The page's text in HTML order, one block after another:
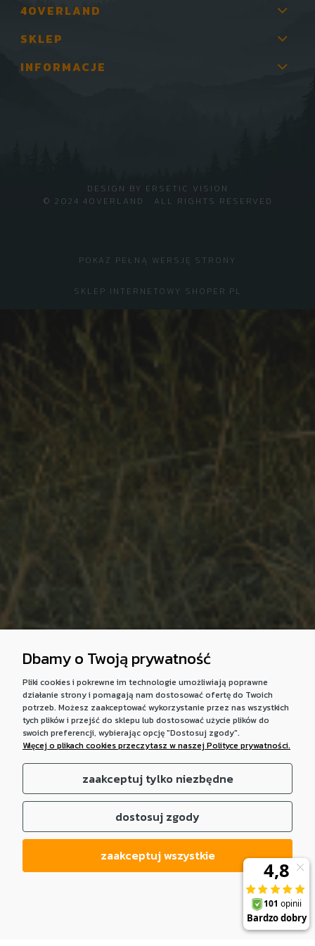
4OVERLAND
SKLEP
INFORMACJE
© 2024 4OVERLAND · ALL RIGHTS RESERVED
DESIGN BY ERSETIC VISION
POKAŻ PEŁNĄ WERSJĘ STRONY
SKLEP INTERNETOWY SHOPER.PL
Dbamy o Twoją prywatność
Pliki cookies i pokrewne im technologie umożliwiają poprawne
działanie strony i pomagają nam dostosować ofertę do Twoich
potrzeb. Możesz zaakceptować wykorzystanie przez nas wszystkich
tych plików i przejść do sklepu lub dostosować użycie plików do
swoich preferencji, wybierając opcję "Dostosuj zgody".
Więcej o plikach cookies przeczytasz w naszej Polityce prywatności.
zaakceptuj tylko niezbędne
dostosuj zgody
zaakceptuj wszystkie